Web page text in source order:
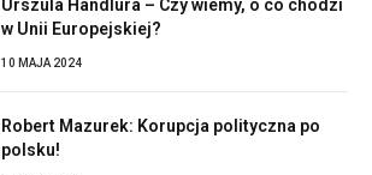
Urszula Handlura – Czy wiemy, o co chodzi
w Unii Europejskiej?
10 MAJA 2024
Robert Mazurek: Korupcja polityczna po
polsku!